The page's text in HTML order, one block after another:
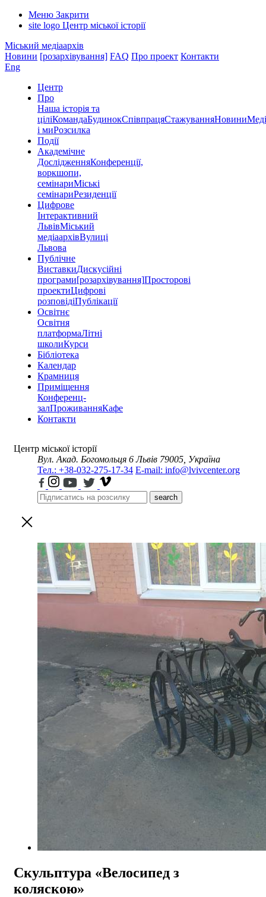
Меню Закрити
site logo Центр міської історії
Міський медіаархів
Новини [розархівування] FAQ Про проект Контакти
Eng
Центр
Про
Наша історія та
ціліКомандаБудинокСпівпрацяСтажуванняНовини
і миРозсилка
Події
Академічне
ДослідженняКонференції,
воркшопи,
семінариМіські
семінариРезиденції
Цифрове
Інтерактивний
ЛьвівМіський
медіаархівВулиці
Львова
Публічне
ВиставкиДискусійні
програми[розархівування]Просторові
проектиЦифрові
розповідіПублікації
Освітнє
Освітня
платформаЛітні
школиКурси
Бібліотека
Календар
Крамниця
Приміщення
Конференц-
залПроживанняКафе
Контакти
Центр міської історії
Вул. Акад. Богомольця 6 Львів 79005, Україна
Тел.: +38-032-275-17-34 E-mail: info@lvivcenter.org
search
Скульптура «Велосипед з
коляскою»